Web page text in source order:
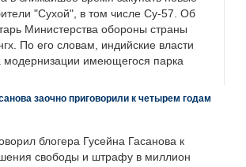
"Сухой", в том числе Су-57. Об
Министерства обороны страны
По его словам, индийские власти
модернизации имеющегося парка
заочно приговорили к четырем годам
блогера Гусейна Гасанова к
свободы и штрафу в миллион